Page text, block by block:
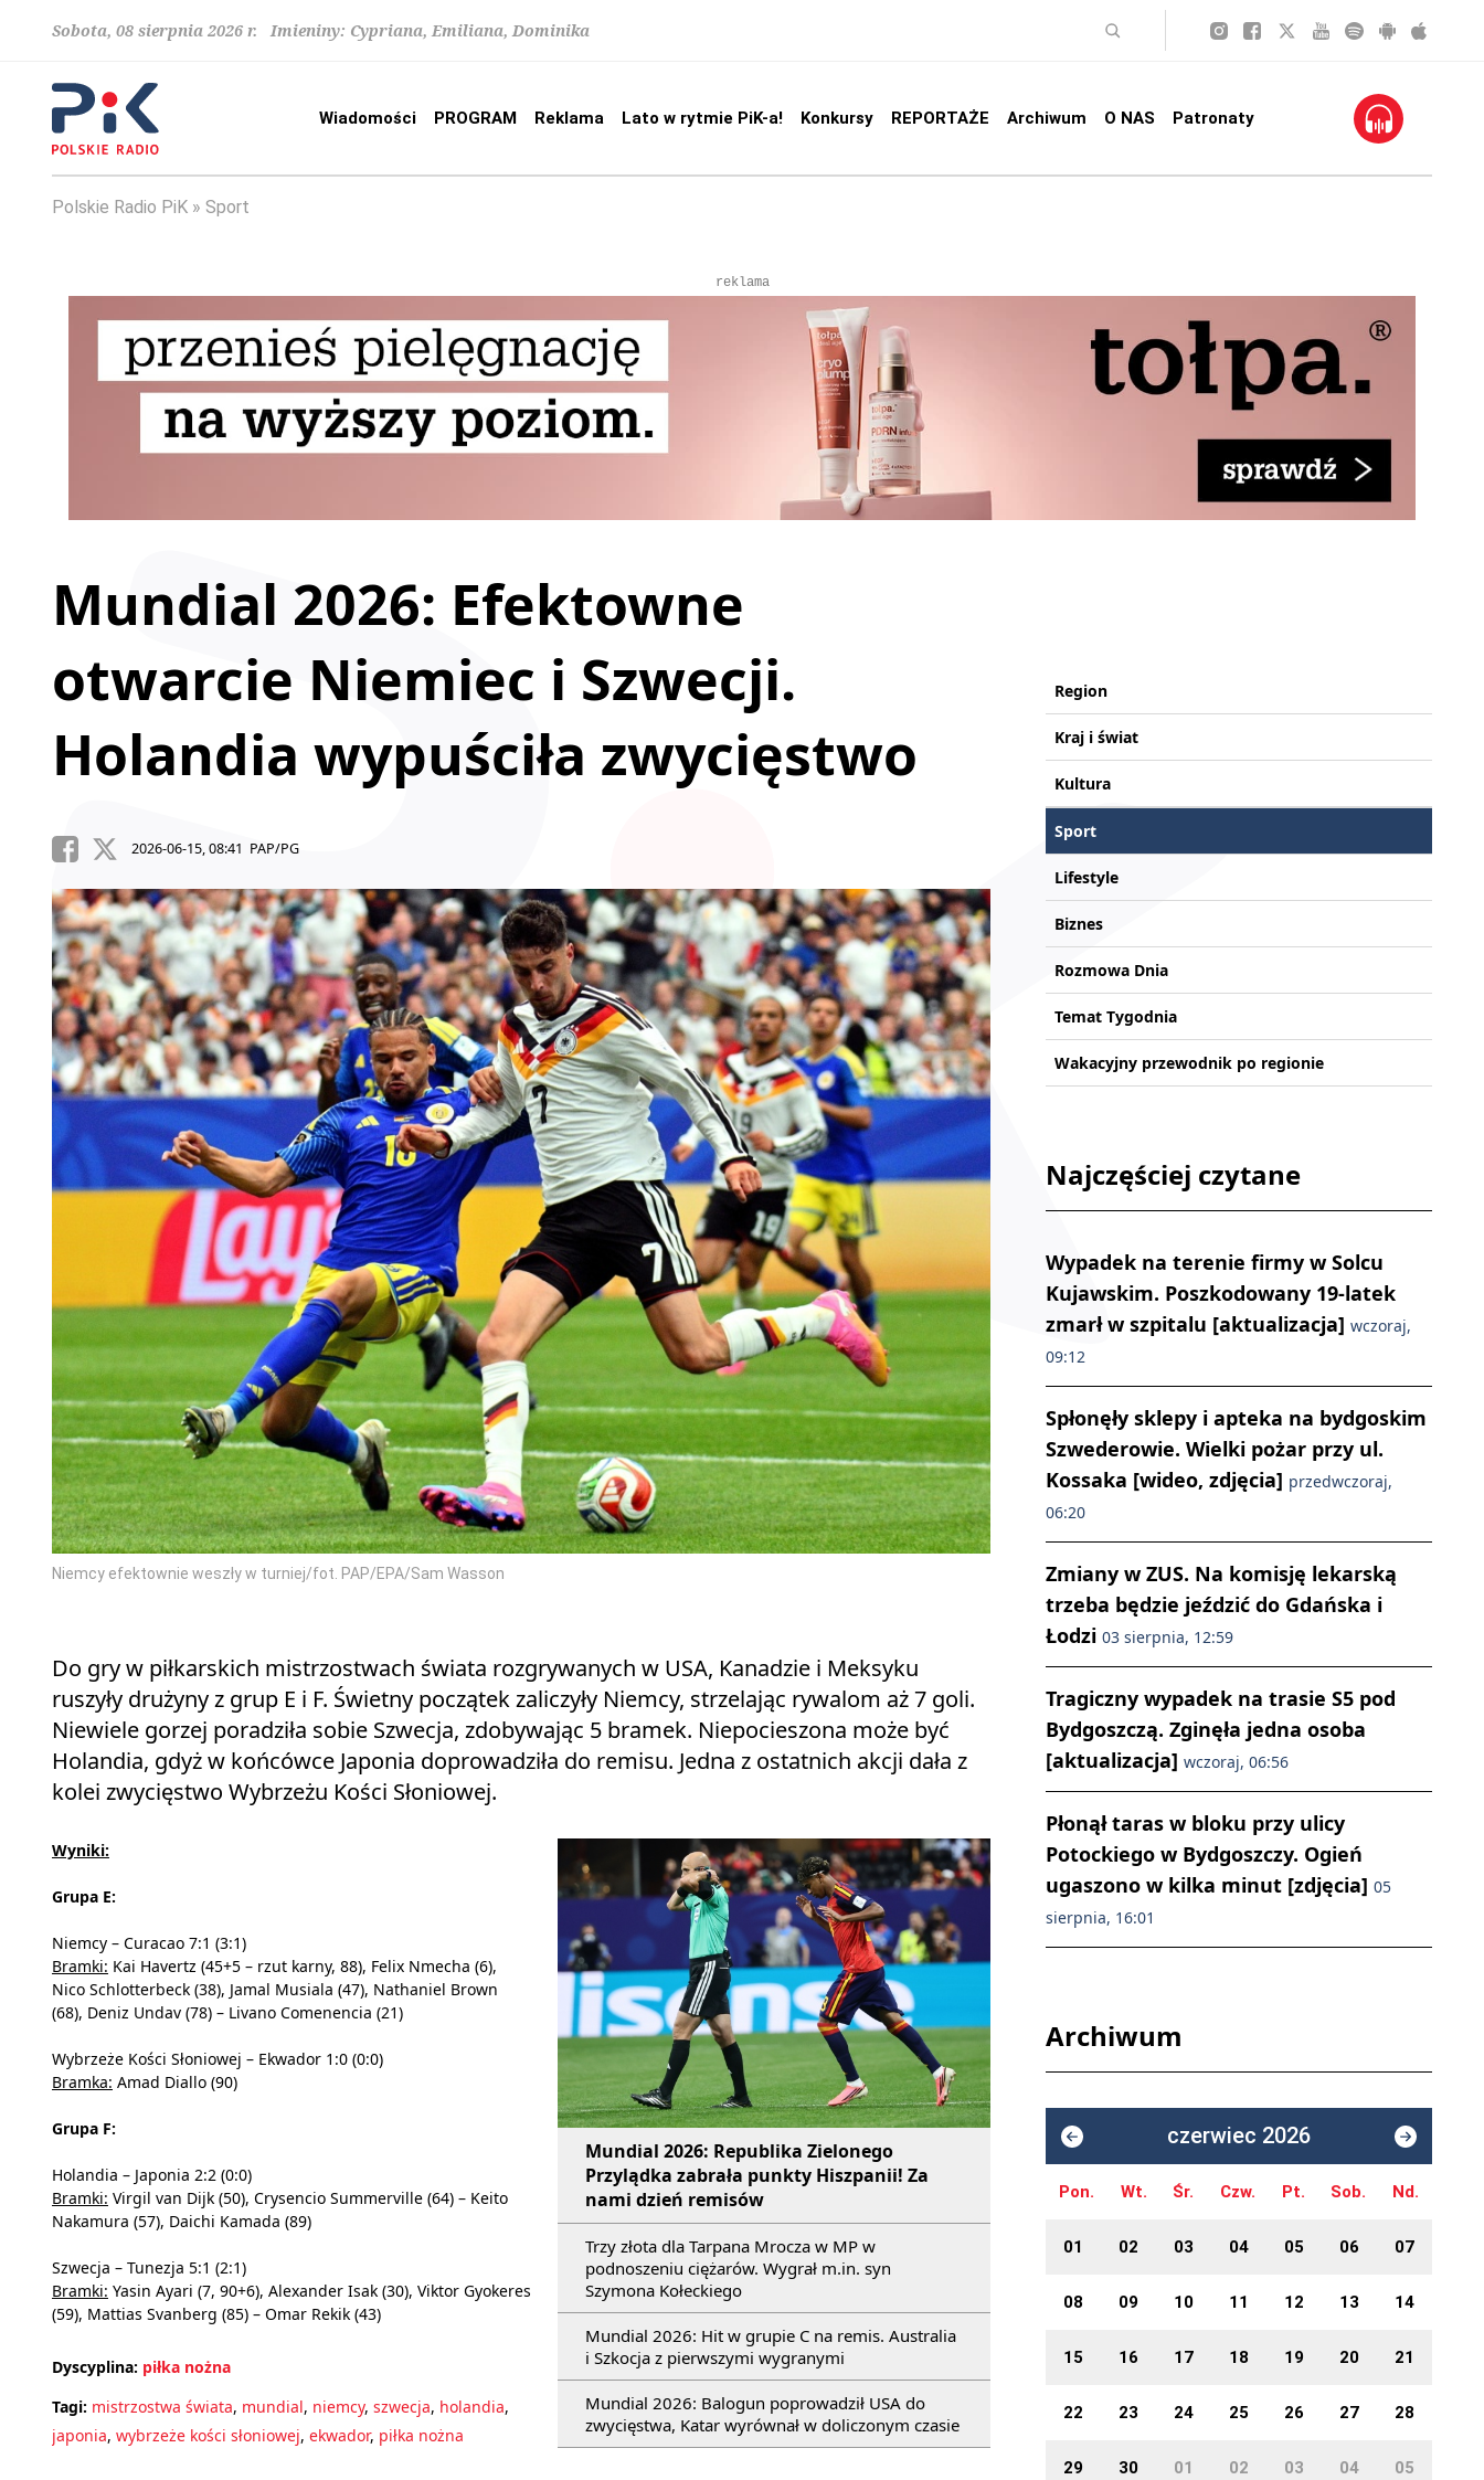
Sobota, 08 sierpnia 2026 r. Imieniny: Cypriana, Emiliana, Dominika
Wiadomości PROGRAM Reklama Lato w rytmie PiK-a! Konkursy REPORTAŻE Archiwum O NAS Patronaty
Polskie Radio PiK Sport
reklama
Mundial 2026: Efektowne
otwarcie Niemiec i Szwecji.
Holandia wypuściła zwycięstwo
2026-06-15, 08:41 PAP/PG
Niemcy efektownie weszły w turniej/fot. PAP/EPA/Sam Wasson
Do gry w piłkarskich mistrzostwach świata rozgrywanych w USA, Kanadzie i Meksyku
ruszyły drużyny z grup E i F. Świetny początek zaliczyły Niemcy, strzelając rywalom aż 7 goli.
Niewiele gorzej poradziła sobie Szwecja, zdobywając 5 bramek. Niepocieszona może być
Holandia, gdyż w końcówce Japonia doprowadziła do remisu. Jedna z ostatnich akcji dała z
kolei zwycięstwo Wybrzeżu Kości Słoniowej.
Mundial 2026: Republika Zielonego
Przylądka zabrała punkty Hiszpanii! Za
nami dzień remisów
Trzy złota dla Tarpana Mrocza w MP w
podnoszeniu ciężarów. Wygrał m.in. syn
Szymona Kołeckiego
Mundial 2026: Hit w grupie C na remis. Australia
i Szkocja z pierwszymi wygranymi
Mundial 2026: Balogun poprowadził USA do
zwycięstwa, Katar wyrównał w doliczonym czasie
Wyniki:
Grupa E:
Niemcy – Curacao 7:1 (3:1)
Bramki: Kai Havertz (45+5 – rzut karny, 88), Felix Nmecha (6),
Nico Schlotterbeck (38), Jamal Musiala (47), Nathaniel Brown
(68), Deniz Undav (78) – Livano Comenencia (21)
Wybrzeże Kości Słoniowej – Ekwador 1:0 (0:0)
Bramka: Amad Diallo (90)
Grupa F:
Holandia – Japonia 2:2 (0:0)
Bramki: Virgil van Dijk (50), Crysencio Summerville (64) – Keito
Nakamura (57), Daichi Kamada (89)
Szwecja – Tunezja 5:1 (2:1)
Bramki: Yasin Ayari (7, 90+6), Alexander Isak (30), Viktor Gyokeres
(59), Mattias Svanberg (85) – Omar Rekik (43)
Dyscyplina: piłka nożna
Tagi: mistrzostwa świata, mundial, niemcy, szwecja, holandia,
japonia, wybrzeże kości słoniowej, ekwador, piłka nożna
Region
Kraj i świat
Kultura
Sport
Lifestyle
Biznes
Rozmowa Dnia
Temat Tygodnia
Wakacyjny przewodnik po regionie
Najczęściej czytane
Wypadek na terenie firmy w Solcu
Kujawskim. Poszkodowany 19-latek
zmarł w szpitalu [aktualizacja] wczoraj,
09:12
Spłonęły sklepy i apteka na bydgoskim
Szwederowie. Wielki pożar przy ul.
Kossaka [wideo, zdjęcia] przedwczoraj,
06:20
Zmiany w ZUS. Na komisję lekarską
trzeba będzie jeździć do Gdańska i
Łodzi 03 sierpnia, 12:59
Tragiczny wypadek na trasie S5 pod
Bydgoszczą. Zginęła jedna osoba
[aktualizacja] wczoraj, 06:56
Płonął taras w bloku przy ulicy
Potockiego w Bydgoszczy. Ogień
ugaszono w kilka minut [zdjęcia] 05
sierpnia, 16:01
Archiwum
czerwiec 2026
Pon. Wt. Śr. Czw. Pt. Sob. Nd.
01 02 03 04 05 06 07
08 09 10 11 12 13 14
15 16 17 18 19 20 21
22 23 24 25 26 27 28
29 30 01 02 03 04 05